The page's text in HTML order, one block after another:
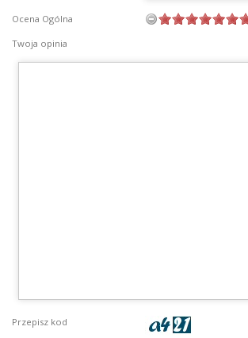
Ocena Ogólna
Twoja opinia
Przepisz kod